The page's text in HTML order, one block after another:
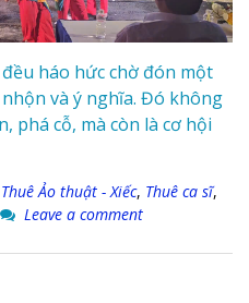
háo hức chờ đón một
và ý nghĩa. Đó không
phá cỗ, mà còn là cơ hội
Thuê Ảo thuật - Xiếc, Thuê ca sĩ,
Leave a comment